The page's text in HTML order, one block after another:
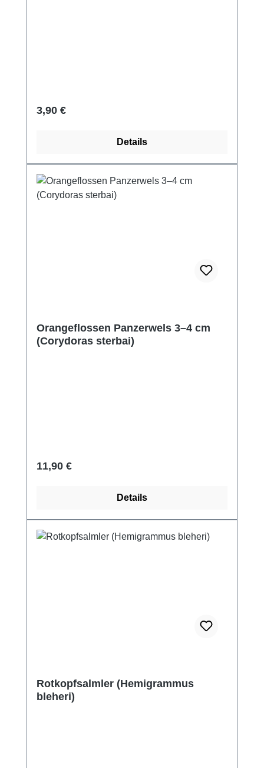
Regulärer Preis:
3,90 €
Details
Orangeflossen Panzerwels 3–4 cm
(Corydoras sterbai)
Regulärer Preis:
11,90 €
Details
Rotkopfsalmler (Hemigrammus
bleheri)